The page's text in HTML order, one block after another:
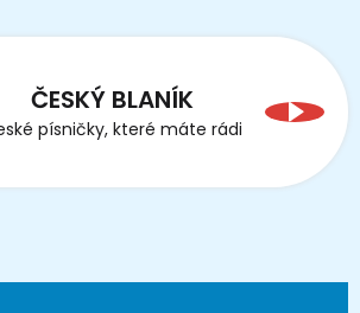
ČESKÝ BLANÍK
písničky, které máte rádi